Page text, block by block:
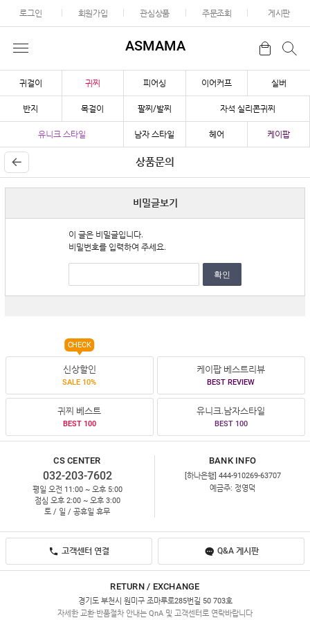
로그인 회원가입 관심상품 주문조회 게시판
ASMAMA
귀걸이 귀찌 피어싱 이어커프 실버
반지 목걸이 팔찌/발찌 자석 실리콘귀찌
유니크 스타일 남자 스타일 헤어 케이팝
상품문의
비밀글보기
이 글은 비밀글입니다.
비밀번호를 입력하여 주세요.
확인
신상할인
SALE 10%
CHECK
케이팝 베스트리뷰
BEST REVIEW
귀찌 베스트
BEST 100
유니크.남자스타일
BEST 100
CS CENTER
032-203-7602
평일 오전 11:00 ~ 오후 5:00
점심 오후 2:00 ~ 오후 3:00
토 / 일 / 공휴일 휴무
BANK INFO
[하나은행] 444-910269-63707
예금주: 정영덕
고객센터 연결 Q&A 게시판
RETURN / EXCHANGE
경기도 부천시 원미구 조마루로285번길 50 703호
자세한 교환·반품절차 안내는 QnA 및 고객센터로 연락바랍니다